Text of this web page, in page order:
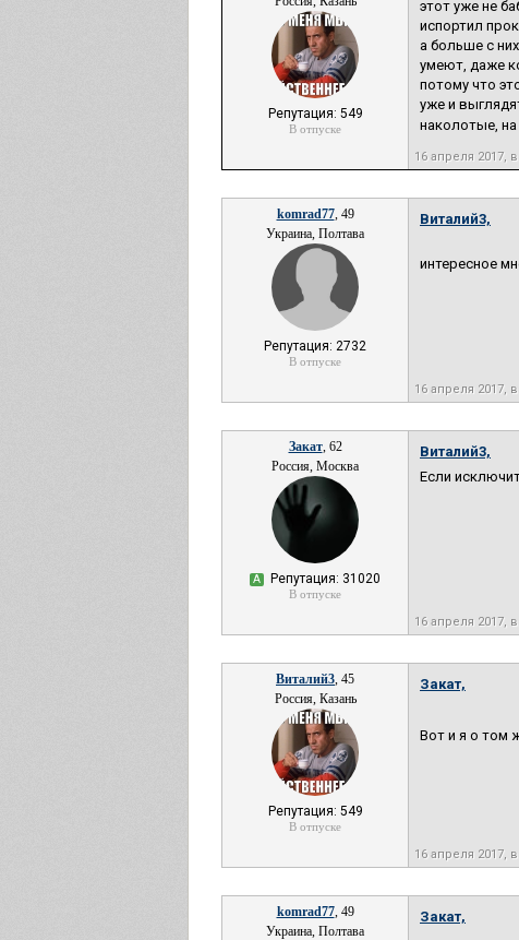
Репутация: 549
В отпуске
этот уже не
испортил
а больше с
умеют, даже
потому что
уже и
наколотые,
16 апреля 2017,
komrad77, 49
Украина, Полтава
Репутация: 2732
В отпуске
Виталий3,
интересное
16 апреля 2017,
Закат, 62
Россия, Москва
А Репутация: 31020
В отпуске
Виталий3,
Если
16 апреля 2017,
Виталий3, 45
Россия, Казань
Репутация: 549
В отпуске
Закат,
Вот и я о том
16 апреля 2017,
komrad77, 49
Украина, Полтава
Закат,